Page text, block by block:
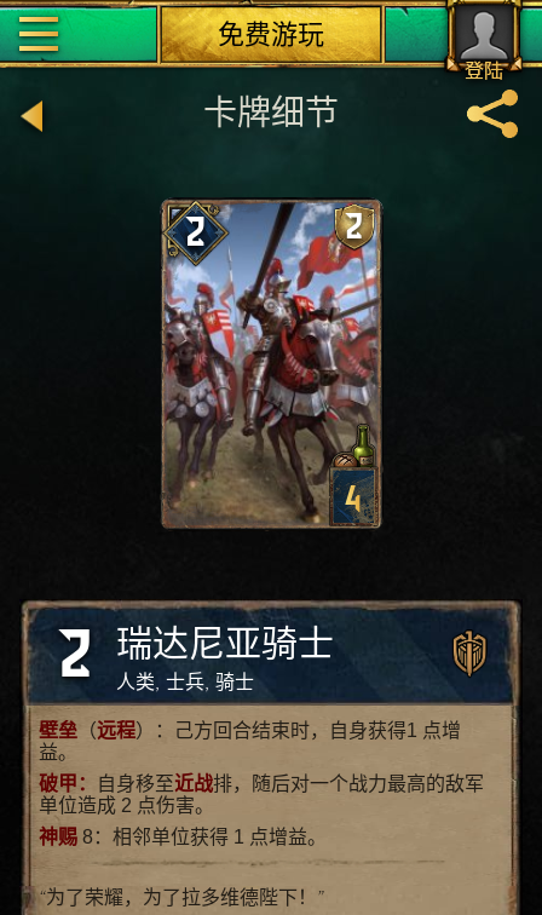
登陆
免费游玩
卡牌细节
2 2
4
2 瑞达尼亚骑士
人类, 士兵, 骑士
壁垒 （远程）：己方回合结束时，自身获得1 点增
益。
破甲：
自身移至近战排，随后对一个战力最高的敌军
单位造成 2 点伤害。
神赐 8：相邻单位获得 1 点增益。
“为了荣耀，为了拉多维德陛下！”